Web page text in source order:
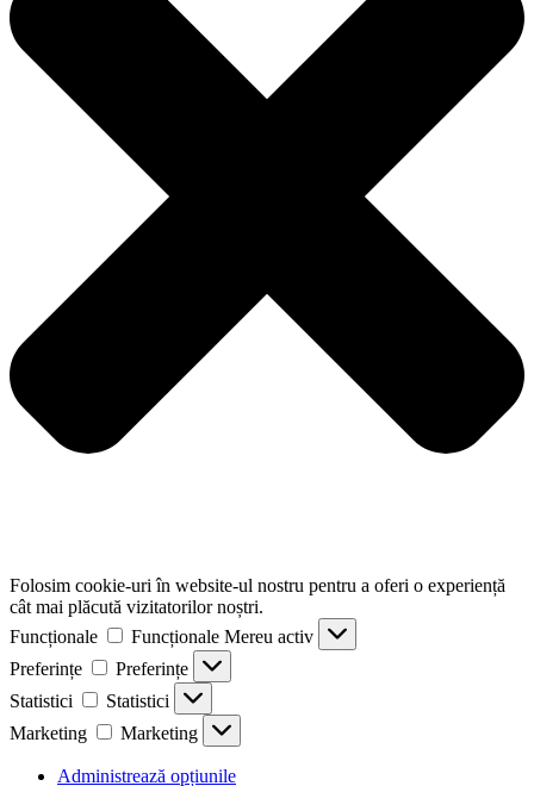
Folosim cookie-uri în website-ul nostru pentru a oferi o experiență
cât mai plăcută vizitatorilor noștri.
Funcționale
Funcționale Mereu activ
Preferințe
Preferințe
Statistici
Statistici
Marketing
Marketing
Administrează opțiunile